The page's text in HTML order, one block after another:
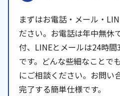
まずはお電話・メール・
ださい。お電話は年中無休
付、LINEとメールは24時
です。どんな些細なことで
にご相談ください。お問い
完了する簡単仕様です。